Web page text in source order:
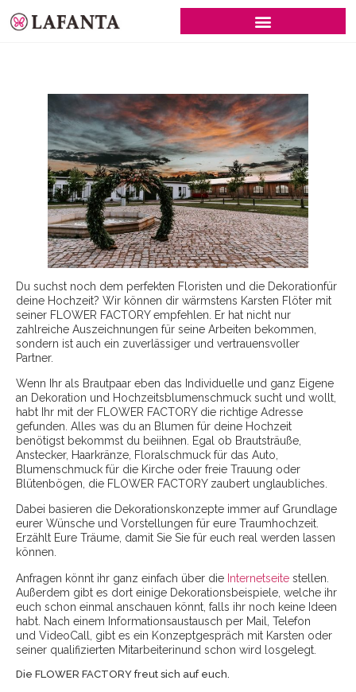
Du suchst noch dem perfekten Floristen und die Dekorationfür
deine Hochzeit? Wir können dir wärmstens Karsten Flöter mit
seiner FLOWER FACTORY empfehlen. Er hat nicht nur
zahlreiche Auszeichnungen für seine Arbeiten bekommen,
sondern ist auch ein zuverlässiger und vertrauensvoller
Partner.
Wenn Ihr als Brautpaar eben das Individuelle und ganz Eigene
an Dekoration und Hochzeitsblumenschmuck sucht und wollt,
habt Ihr mit der FLOWER FACTORY die richtige Adresse
gefunden. Alles was du an Blumen für deine Hochzeit
benötigst bekommst du beiihnen. Egal ob Brautsträuße,
Anstecker, Haarkränze, Floralschmuck für das Auto,
Blumenschmuck für die Kirche oder freie Trauung oder
Blütenbögen, die FLOWER FACTORY zaubert unglaubliches.
Dabei basieren die Dekorationskonzepte immer auf Grundlage
eurer Wünsche und Vorstellungen für eure Traumhochzeit.
Erzählt Eure Träume, damit Sie Sie für euch real werden lassen
können.
Anfragen könnt ihr ganz einfach über die Internetseite stellen.
Außerdem gibt es dort einige Dekorationsbeispiele, welche ihr
euch schon einmal anschauen könnt, falls ihr noch keine Ideen
habt. Nach einem Informationsaustausch per Mail, Telefon
und VideoCall, gibt es ein Konzeptgespräch mit Karsten oder
seiner qualifizierten Mitarbeiterinund schon wird losgelegt.
Die FLOWER FACTORY freut sich auf euch.